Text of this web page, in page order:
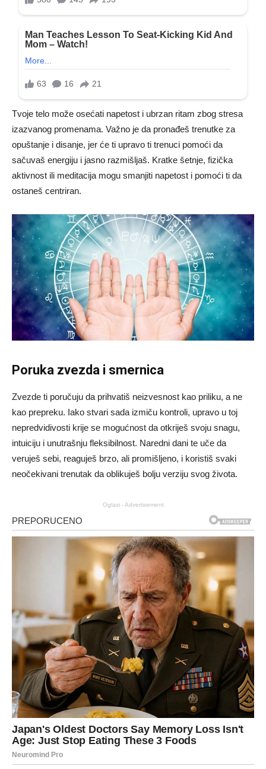
Tvoje telo može osećati napetost i ubrzan ritam zbog stresa
izazvanog promenama. Važno je da pronađeš trenutke za
opuštanje i disanje, jer će ti upravo ti trenuci pomoći da
sačuvaš energiju i jasno razmišljaš. Kratke šetnje, fizička
aktivnost ili meditacija mogu smanjiti napetost i pomoći ti da
ostaneš centriran.
Poruka zvezda i smernica
Zvezde ti poručuju da prihvatiš neizvesnost kao priliku, a ne
kao prepreku. Iako stvari sada izmiču kontroli, upravo u toj
nepredvidivosti krije se mogućnost da otkriješ svoju snagu,
intuiciju i unutrašnju fleksibilnost. Naredni dani te uče da
veruješ sebi, reaguješ brzo, ali promišljeno, i koristiš svaki
neočekivani trenutak da oblikuješ bolju verziju svog života.
Oglasi - Advertisement